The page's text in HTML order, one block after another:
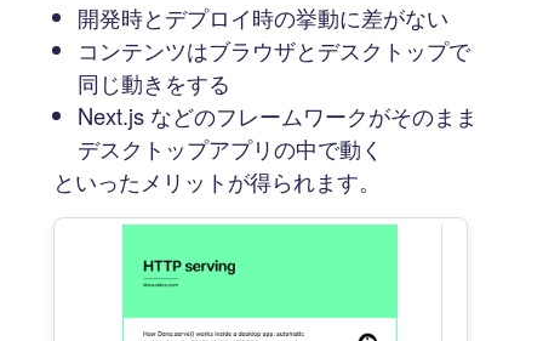
開発時とデプロイ時の挙動に差がない
コンテンツはブラウザとデスクトップで
同じ動きをする
Next.js などのフレームワークがそのまま
デスクトップアプリの中で動く
といったメリットが得られます。